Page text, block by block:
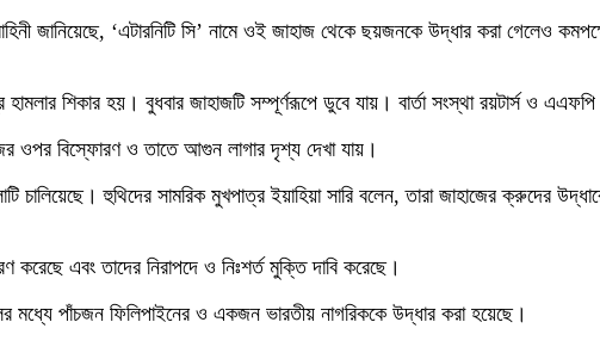
জানিয়েছে, ‘এটারনিটি সি’ নামে ওই জাহাজ থেকে ছয়জনকে উদ্ধার করা গেলেও
হামলার শিকার হয়। বুধবার জাহাজটি সম্পূর্ণরূপে ডুবে যায়। বার্তা সংস্থা রয়টার্স ও
ওপর বিস্ফোরণ ও তাতে আগুন লাগার দৃশ্য দেখা যায়।
চালিয়েছে। হুথিদের সামরিক মুখপাত্র ইয়াহিয়া সারি বলেন, তারা জাহাজের ক্রুদের
এবং তাদের নিরাপদে ও নিঃশর্ত মুক্তি দাবি করেছে।
মধ্যে পাঁচজন ফিলিপাইনের ও একজন ভারতীয় নাগরিককে উদ্ধার করা হয়েছে।